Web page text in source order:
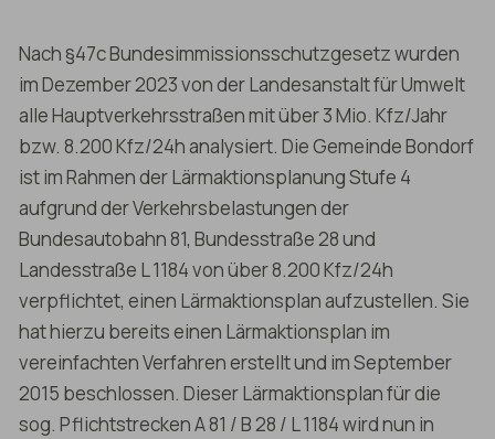
Nach §47c Bundesimmissionsschutzgesetz wurden
im Dezember 2023 von der Landesanstalt für Umwelt
alle Hauptverkehrsstraßen mit über 3 Mio. Kfz/Jahr
bzw. 8.200 Kfz/24h analysiert. Die Gemeinde Bondorf
ist im Rahmen der Lärmaktionsplanung Stufe 4
aufgrund der Verkehrsbelastungen der
Bundesautobahn 81, Bundesstraße 28 und
Landesstraße L 1184 von über 8.200 Kfz/24h
verpflichtet, einen Lärmaktionsplan aufzustellen. Sie
hat hierzu bereits einen Lärmaktionsplan im
vereinfachten Verfahren erstellt und im September
2015 beschlossen. Dieser Lärmaktionsplan für die
sog. Pflichtstrecken A 81 / B 28 / L 1184 wird nun in